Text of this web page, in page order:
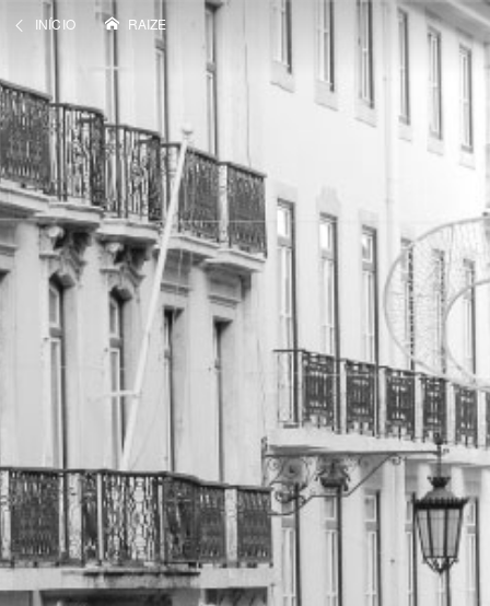
INÍCIO RAIZE